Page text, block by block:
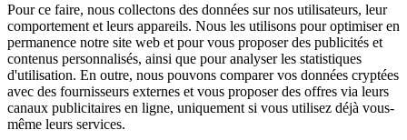
Pour ce faire, nous collectons des données sur nos utilisateurs, leur
comportement et leurs appareils. Nous les utilisons pour optimiser en
permanence notre site web et pour vous proposer des publicités et
contenus personnalisés, ainsi que pour analyser les statistiques
d'utilisation. En outre, nous pouvons comparer vos données cryptées
avec des fournisseurs externes et vous proposer des offres via leurs
canaux publicitaires en ligne, uniquement si vous utilisez déjà vous-
même leurs services.